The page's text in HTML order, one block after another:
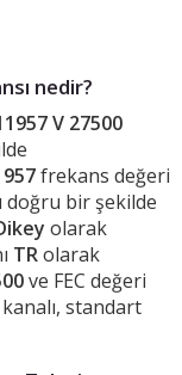
nedir?
V 27500
frekans değeri
doğru bir şekilde
olarak
TRolarak
ve FEC değeri
standart